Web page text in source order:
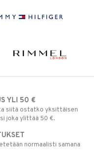
YLI 50 €
siitä ostatko yksittäisen
joka ylittää 50 €.
normaalisti samana